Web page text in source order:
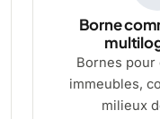
Borne
Bornes pour
immeubles,
milieux